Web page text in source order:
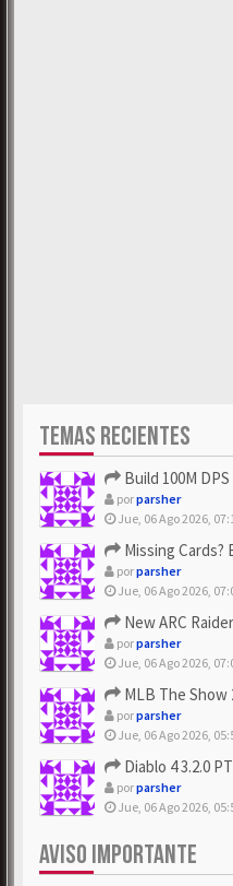
TEMAS RECIENTES
Build 100M DPS
porparsher
Jue, 06 Ago 2026,
Missing Cards? Buy
porparsher
Jue, 06 Ago 2026,
New ARC Raiders
porparsher
Jue, 06 Ago 2026,
MLB The Show 26
porparsher
Jue, 06 Ago 2026,
Diablo 4 3.2.0 PTR
porparsher
Jue, 06 Ago 2026,
AVISO IMPORTANTE